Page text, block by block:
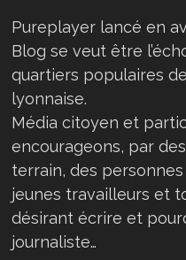
Pureplayer lancé en
Blog se veut être
quartiers populaires
lyonnaise.
Média citoyen et
encourageons, par
terrain, des
jeunes travailleurs et
désirant écrire et
journaliste…